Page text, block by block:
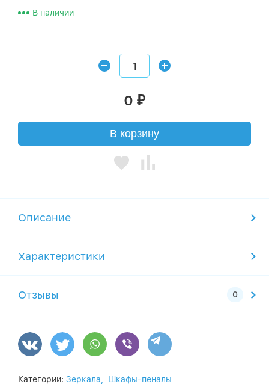
В наличии
0 ₽
В корзину
Описание
Характеристики
Отзывы
Категории: Зеркала, Шкафы-пеналы